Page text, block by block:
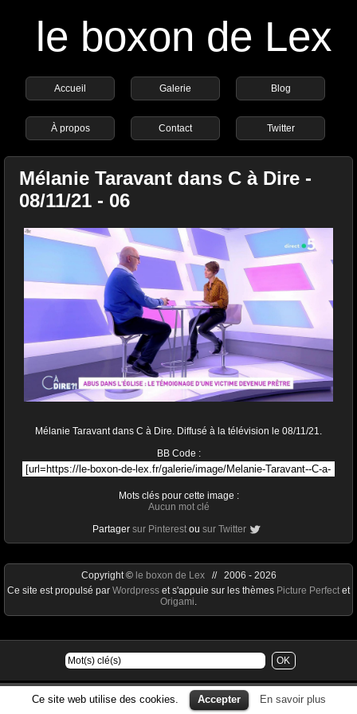
le boxon de Lex
Accueil Galerie Blog
À propos Contact Twitter
Mélanie Taravant dans C à Dire -
08/11/21 - 06
Mélanie Taravant dans C à Dire. Diffusé à la télévision le 08/11/21.
BB Code :
Mots clés pour cette image :
Aucun mot clé
Partager sur Pinterest ou sur Twitter
Ce site web utilise des cookies. Accepter En savoir plus
Copyright © le boxon de Lex// 2006 - 2026
Ce site est propulsé par Wordpress et s'appuie sur les thèmes Picture Perfect et
Origami.